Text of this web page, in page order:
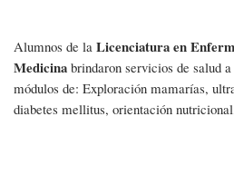
Alumnos de la Licenciatura en
Medicina brindaron servicios de salud
módulos de: Exploración mamarías,
diabetes mellitus, orientación